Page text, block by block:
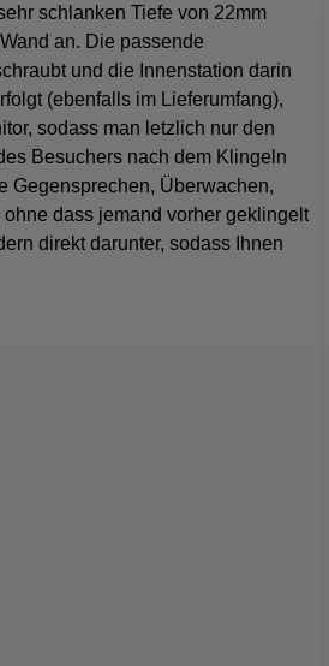
schlanken Tiefe von 22mm
an. Die passende
und die Innenstation darin
(ebenfalls im Lieferumfang),
sodass man letzlich nur den
Besuchers nach dem Klingeln
Gegensprechen, Überwachen,
dass jemand vorher geklingelt
direkt darunter, sodass Ihnen